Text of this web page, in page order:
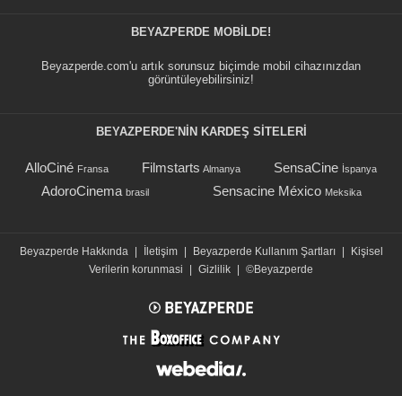
BEYAZPERDE MOBILDE!
Beyazperde.com'u artık sorunsuz biçimde mobil cihazınızdan
görüntüleyebilirsiniz!
BEYAZPERDE'NIN KARDEŞ SİTELERİ
AlloCiné Fransa Filmstarts Almanya SensaCine İspanya
AdoroCinema brasil Sensacine México Meksika
Beyazperde Hakkında İletişim Beyazperde Kullanım Şartları
Kişisel
Verilerin korunmasi
Gizlilik ©Beyazperde